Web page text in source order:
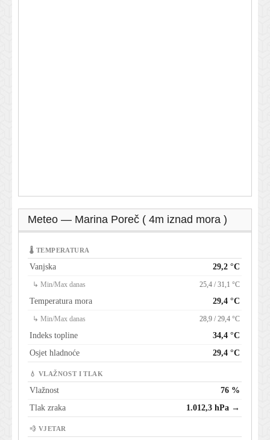
Meteo — Marina Poreč ( 4m iznad mora )
🌡 TEMPERATURA
Vanjska 29,2 °C
↳ Min/Max danas 25,4 / 31,1 °C
Temperatura mora 29,4 °C
↳ Min/Max danas 28,9 / 29,4 °C
Indeks topline
34,4 °C
Osjet hladnoće
29,4 °C
💧 VLAŽNOST I TLAK
Vlažnost
76 %
Tlak zraka
1.012,3 hPa →
💨 VJETAR